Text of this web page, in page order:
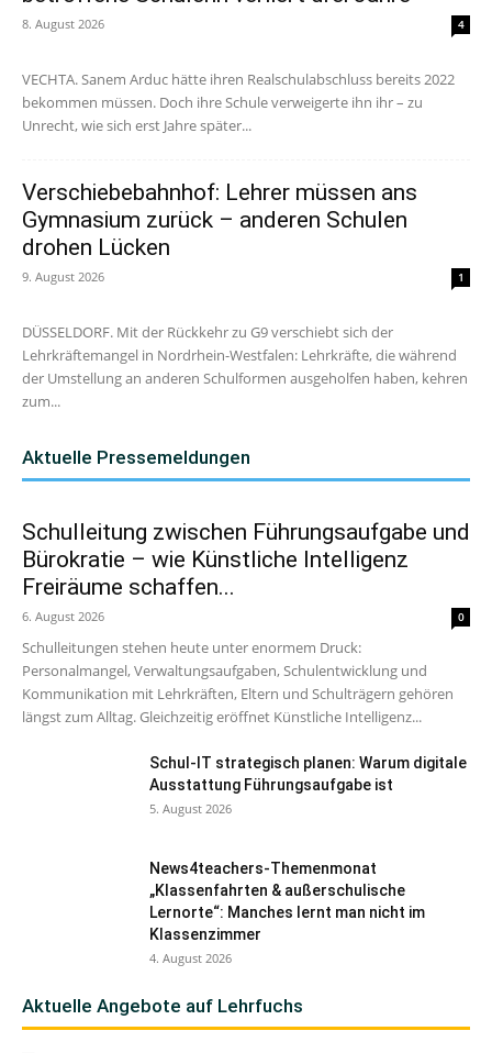
8. August 2026 4
VECHTA. Sanem Arduc hätte ihren Realschulabschluss bereits 2022
bekommen müssen. Doch ihre Schule verweigerte ihn ihr – zu
Unrecht, wie sich erst Jahre später...
Verschiebebahnhof: Lehrer müssen ans
Gymnasium zurück – anderen Schulen
drohen Lücken
9. August 2026 1
DÜSSELDORF. Mit der Rückkehr zu G9 verschiebt sich der
Lehrkräftemangel in Nordrhein-Westfalen: Lehrkräfte, die während
der Umstellung an anderen Schulformen ausgeholfen haben, kehren
zum...
Aktuelle Pressemeldungen
Schulleitung zwischen Führungsaufgabe und
Bürokratie – wie Künstliche Intelligenz
Freiräume schaffen...
6. August 2026 0
Schulleitungen stehen heute unter enormem Druck:
Personalmangel, Verwaltungsaufgaben, Schulentwicklung und
Kommunikation mit Lehrkräften, Eltern und Schulträgern gehören
längst zum Alltag. Gleichzeitig eröffnet Künstliche Intelligenz...
Schul-IT strategisch planen: Warum digitale
Ausstattung Führungsaufgabe ist
5. August 2026
News4teachers-Themenmonat
„Klassenfahrten & außerschulische
Lernorte“: Manches lernt man nicht im
Klassenzimmer
4. August 2026
Aktuelle Angebote auf Lehrfuchs